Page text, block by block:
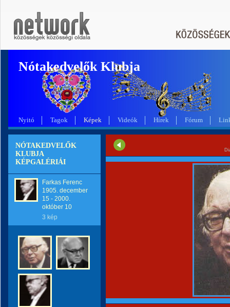
Nótakedvelők Klubja
Nyitó Tagok Képek Videók Hírek Fórum
NÓTAKEDVELŐK
KLUBJA
KÉPGALÉRIÁI
Farkas Ferenc
1905. december
15 - 2000.
október 10
3 kép